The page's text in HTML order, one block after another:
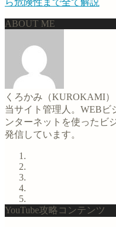
ABOUT ME
くろかみ（KUROKAMI）
当サイト管理人。WEBビ
ンターネットを使ったビ
発信しています。
YouTube攻略コンテンツ